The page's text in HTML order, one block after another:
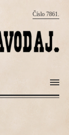
Číslo 7861.